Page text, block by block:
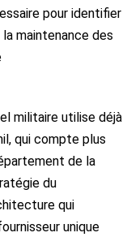
pour identifier
maintenance des
militaire utilise déjà
qui compte plus
de la
du
qui
unique